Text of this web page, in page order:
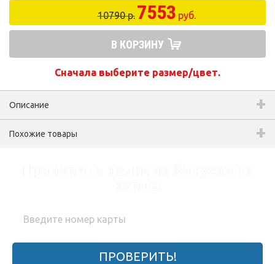
10790 р. 7553 руб.
В КОРЗИНУ
Сначала выберите размер/цвет.
Описание
Похожие товары
ПРОВЕРИТЬ!